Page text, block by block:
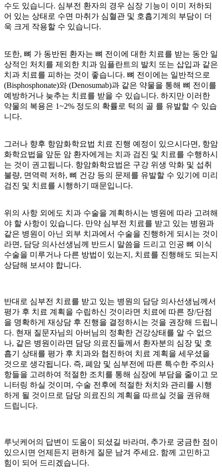
수도 있습니다. 심부전 환자의 경우 심장 기능이 이미 저하되
어 있는 상태로 수면 마취가 심혈관 및 호흡기계의 부담이 더
욱 크게 작용할 수 있습니다.
또한, 뼈 가 동반된 환자는 뼈 전이에 대한 치료를 받는 동안 일
상적인 처치를 제외한 치과 임플란트의 발치 또는 삽입과 같은
치과 치료를 피하는 것이 좋습니다. 뼈 전이에는 일반적으로
(Bisphosphonate)와 (Denosumab)과 같은 약물을 통해 뼈 전이를
예방하거나 늦추는 치료를 받을 수 있습니다. 하지만 이러한
약물의 복용은 1~2% 정도의 확률로 턱의 골 를 유발할 수 있습
니다.
그러나 향후 항암화학요법 치료 진행 예정이 있으시다면, 항암
화학요법을 앞둔 암 환자에게는 치과 검진 및 치료를 수행하시
는 것이 권고됩니다. 항암화학요법은 구강 위생 악화 및 섭취
불량, 면역력 저하, 뼈 건강 등의 문제를 유발할 수 있기에 미리
검진 및 치료를 시행하기 때문입니다.
위의 사항 외에도 치과 수술을 계획하시는 병원에 따라 고려해
야 할 사항이 있습니다. 만약 심부전 치료를 받고 있는 병원과
같은 병원이 아닌 외부 치과에서 수술을 진행하게 되시는 것이
라면, 담당 의사선생님께 반드시 말씀을 드리고 인공 뼈 이식
수술을 미루거나 다른 방법이 있는지, 치료를 진행해도 되는지
상담해 보셔야 합니다.
반대로 심부전 치료를 받고 있는 병원의 담당 의사선생님께서
평가 후 치료 계획을 수립하신 것이라면 치료에 따른 장/단점
을 명확하게 재상담 후 진행을 결정하시는 것을 권장해 드립니
다. 현재 질문자님의 아버님의 정확한 건강상태를 알 수 없으
나, 같은 병원이라면 담당 의료진들께서 환자분의 심장 및 호
흡기 상태를 평가 후 치과와 협진하여 치료 계획을 세우셨을
것으로 생각됩니다. 즉, 폐암 및 심부전에 따른 특수한 주의사
항들을 고려하여 적절한 조치를 통해 심장에 부담을 줄이고 모
니터링 하실 것이며, 수술 전후에 적절한 처치와 관리를 시행
하게 될 것이므로 담당 의료진의 계획을 따르실 것을 권유해
드립니다.
루닛케어의 답변이 도움이 되셨길 바라며, 추가로 궁금한 점이
있으시면 언제든지 편하게 질문 남겨 주세요. 함께 고민하고
힘이 되어 드리겠습니다.